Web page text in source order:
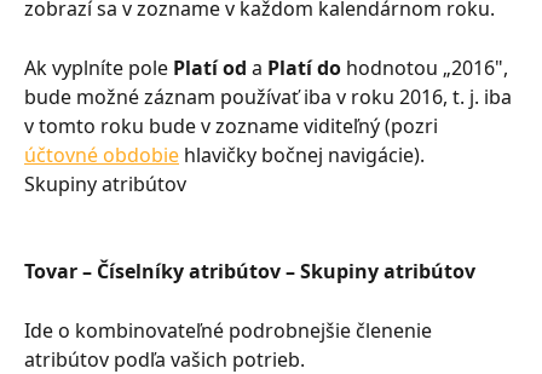
zobrazí sa v zozname v každom kalendárnom roku.
Ak vyplníte pole Platí od a Platí do hodnotou „2016",
bude možné záznam používať iba v roku 2016, t. j. iba
v tomto roku bude v zozname viditeľný (pozri
účtovné obdobie hlavičky bočnej navigácie).
Skupiny atribútov
Tovar – Číselníky atribútov – Skupiny atribútov
Ide o kombinovateľné podrobnejšie členenie
atribútov podľa vašich potrieb.